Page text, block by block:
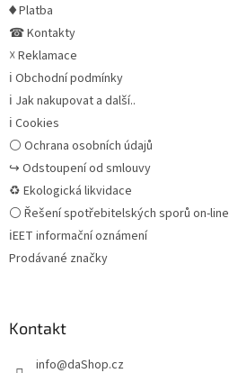
♦ Platba
☎ Kontakty
☓ Reklamace
ℹ Obchodní podmínky
ℹ Jak nakupovat a další..
ℹ Cookies
⚪ Ochrana osobních údajů
↪ Odstoupení od smlouvy
♻ Ekologická likvidace
⚪ Řešení spotřebitelských sporů on-line
ℹEET informační oznámení
Prodávané značky
Kontakt
info@daShop.cz